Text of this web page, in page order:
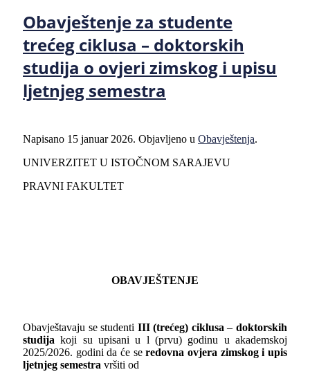
Obavještenje za studente
trećeg ciklusa – doktorskih
studija o ovjeri zimskog i upisu
ljetnjeg semestra
Napisano 15 januar 2026. Objavljeno u Obavještenja.
UNIVERZITET U ISTOČNOM SARAJEVU
PRAVNI FAKULTET
OBAVJEŠTENJE
Obavještavaju se studenti III (trećeg) ciklusa –doktorskih
studija koji su upisani u l (prvu) godinu u akademskoj
2025/2026. godini da će seredovna ovjera zimskog i upis
ljetnjeg semestra vršiti od